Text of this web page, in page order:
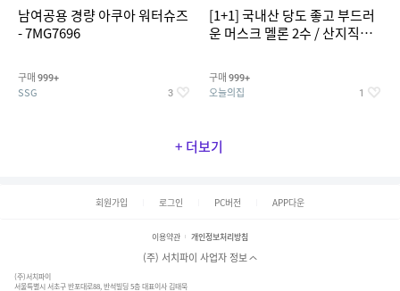
남여공용 경량 아쿠아 워터슈즈
- 7MG7696
구매 999+
SSG 3
[1+1] 국내산 당도 좋고 부드러
운 머스크 멜론 2수 / 산지직송 x
구매 999+
오늘의집 1
+ 더보기
회원가입 로그인 PC버전 APP다운
이용약관 개인정보처리방침
(주) 서치파이 사업자 정보
(주)서치파이
서울특별시 서초구 반포대로88, 반석빌딩 5층 대표이사 김태묵